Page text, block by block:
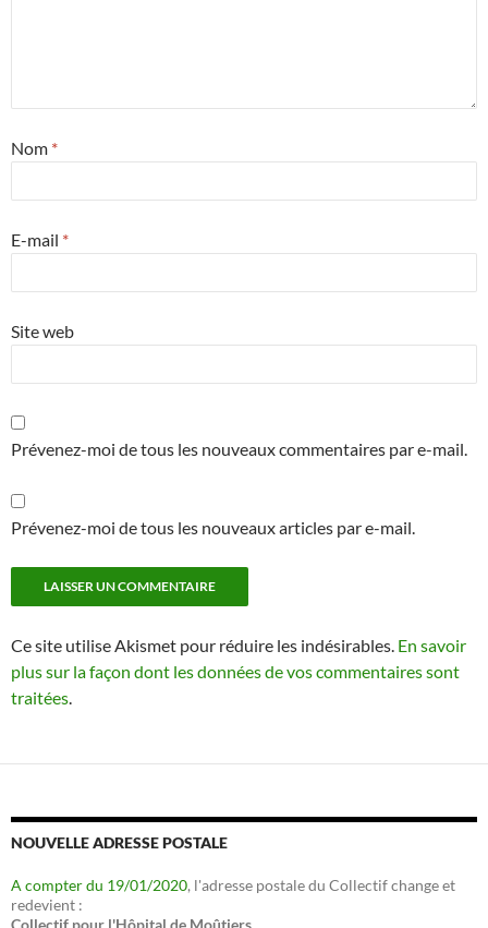
Nom *
E-mail *
Site web
Prévenez-moi de tous les nouveaux commentaires par e-mail.
Prévenez-moi de tous les nouveaux articles par e-mail.
Ce site utilise Akismet pour réduire les indésirables. En savoir
plus sur la façon dont les données de vos commentaires sont
traitées
NOUVELLE ADRESSE POSTALE
A compter du 19/01/2020, l'adresse postale du Collectif change et
redevient :
Collectif pour l'Hôpital de Moûtiers